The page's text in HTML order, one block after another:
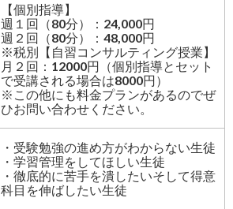
【個別指導】
週１回（80分）：24,000円
週２回（80分）：48,000円
※税別【自習コンサルティング授業】
月２回：12000円（個別指導とセット
で受講される場合は8000円）
※この他にも料金プランがあるのでぜ
ひお問い合わせください。
・受験勉強の進め方がわからない生徒
・学習管理をしてほしい生徒
・徹底的に苦手を潰したいそして得意
科目を伸ばしたい生徒